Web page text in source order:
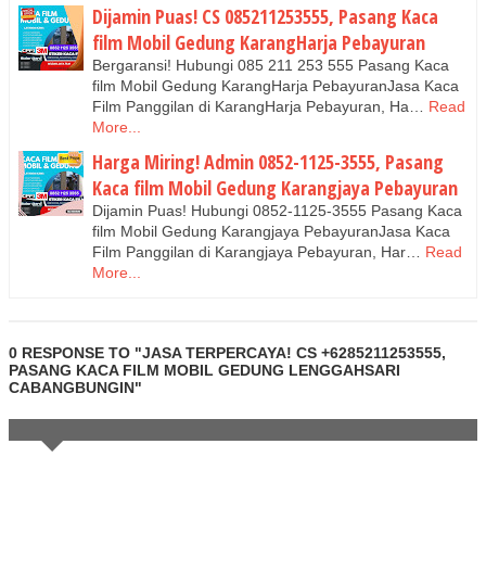
Dijamin Puas! CS 085211253555, Pasang Kaca
film Mobil Gedung KarangHarja Pebayuran
Bergaransi! Hubungi 085 211 253 555 Pasang Kaca
film Mobil Gedung KarangHarja PebayuranJasa Kaca
Film Panggilan di KarangHarja Pebayuran, Ha… Read
More...
Harga Miring! Admin 0852-1125-3555, Pasang
Kaca film Mobil Gedung Karangjaya Pebayuran
Dijamin Puas! Hubungi 0852-1125-3555 Pasang Kaca
film Mobil Gedung Karangjaya PebayuranJasa Kaca
Film Panggilan di Karangjaya Pebayuran, Har… Read
More...
0 RESPONSE TO "JASA TERPERCAYA! CS +6285211253555,
PASANG KACA FILM MOBIL GEDUNG LENGGAHSARI
CABANGBUNGIN"